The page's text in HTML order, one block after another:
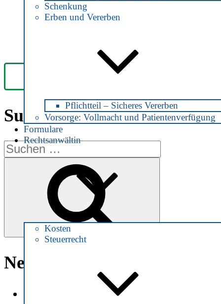
Schenkung
Erben und Vererben
Pflichtteil – Sicheres Vererben
Vorsorge: Vollmacht und Patientenverfügung
Formulare
Rechtsanwältin
Kosten
Steuerrecht
Anfrage | Termin
Suche
Suche
nach:
Neueste Beiträge
Patientenverfügung zu Zeiten von